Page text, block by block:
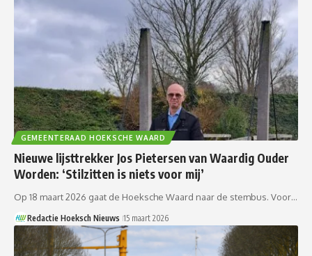
GEMEENTERAAD HOEKSCHE WAARD
Nieuwe lijsttrekker Jos Pietersen van Waardig Ouder
Worden: ‘Stilzitten is niets voor mij’
Op 18 maart 2026 gaat de Hoeksche Waard naar de stembus. Voor…
Redactie Hoeksch Nieuws 15 maart 2026